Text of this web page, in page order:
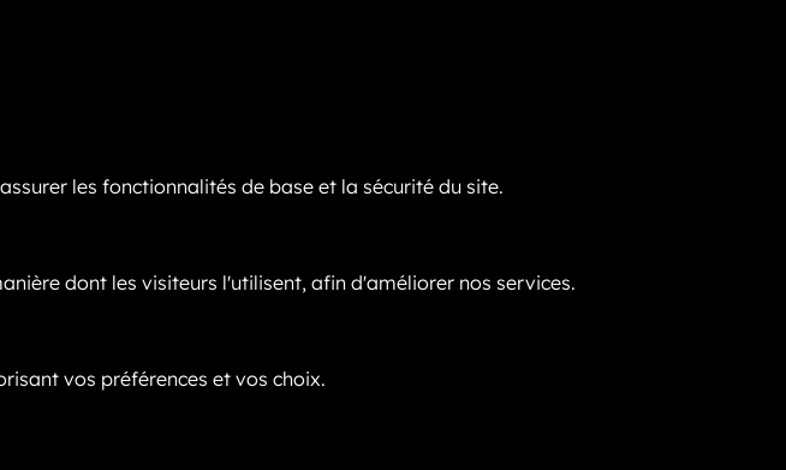
les fonctionnalités de base et la sécurité du site.
dont les visiteurs l'utilisent, afin d'améliorer nos services.
vos préférences et vos choix.